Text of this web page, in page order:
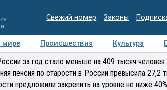
Свежий номер Законы
мире Происшествия Культура
Медиацентр Интервью
за год стало меньше на 409 тысяч человек
пенсия по старости в России превысила 27,2
предложили закрепить на уровне не ниже